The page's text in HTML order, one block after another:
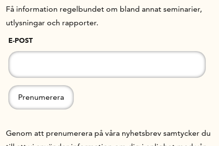
Få information regelbundet om bland annat seminarier,
utlysningar och rapporter.
E-POST
Genom att prenumerera på våra nyhetsbrev samtycker du